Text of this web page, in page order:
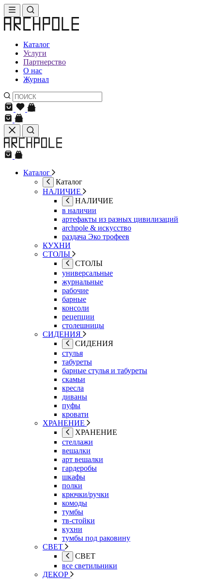
Каталог
Услуги
Партнерство
О нас
Журнал
Каталог
Каталог
НАЛИЧИЕ
НАЛИЧИЕ
в наличии
артефакты из разных цивилизаций
archpole & искусство
раздача Эко трофеев
КУХНИ
СТОЛЫ
СТОЛЫ
универсальные
журнальные
рабочие
барные
консоли
рецепции
столешницы
СИДЕНИЯ
СИДЕНИЯ
стулья
табуреты
барные стулья и табуреты
скамьи
кресла
диваны
пуфы
кровати
ХРАНЕНИЕ
ХРАНЕНИЕ
стеллажи
вешалки
арт вешалки
гардеробы
шкафы
полки
крючки/ручки
комоды
тумбы
тв-стойки
кухни
тумбы под раковину
СВЕТ
СВЕТ
все светильники
ДЕКОР